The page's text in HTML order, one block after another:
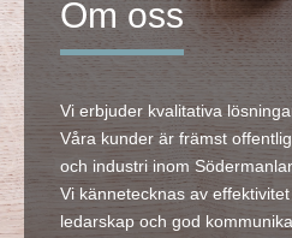
Om oss
Vi erbjuder kvalitativa
Våra kunder är främst
och industri inom
Vi kännetecknas av
ledarskap och god